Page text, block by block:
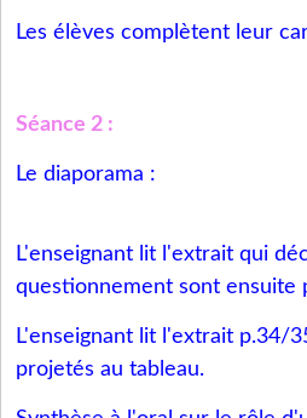
Les élèves complètent leur
Séance 2 :
Le diaporama :
L'enseignant lit l'extrait qui
questionnement sont ensuite
L'enseignant lit l'extrait p.34/
projetés au tableau.